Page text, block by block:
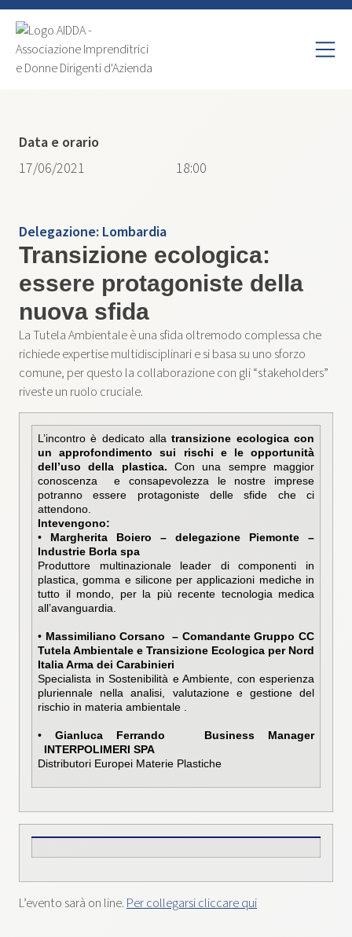
Delegazione: Lombardia
Transizione ecologica:
essere protagoniste della
nuova sfida
La Tutela Ambientale è una sfida oltremodo complessa che
richiede expertise multidisciplinari e si basa su uno sforzo
comune, per questo la collaborazione con gli “stakeholders”
riveste un ruolo cruciale.
L’incontro è dedicato allatransizione ecologica con
un approfondimento sui rischi e le opportunità
dell’uso della plastica. Con una sempre maggior
conoscenza e consapevolezza le nostre imprese
potranno essere protagoniste delle sfide che ci
attendono.
Intevengono:
• Margherita Boiero – delegazione Piemonte –
Industrie Borla spa
Produttore multinazionale leader di componenti in
plastica, gomma e silicone per applicazioni mediche in
tutto il mondo, per la più recente tecnologia medica
all’avanguardia.
• Massimiliano Corsano – Comandante Gruppo CC
Tutela Ambientale e Transizione Ecologica per Nord
Italia Arma dei Carabinieri
Specialista in Sostenibilità e Ambiente, con esperienza
pluriennale nella analisi, valutazione e gestione del
rischio in materia ambientale .
• Gianluca Ferrando Business Manager
INTERPOLIMERI SPA
Distributori Europei Materie Plastiche
L’evento sarà on line. Per collegarsi cliccare qui
Data e orario
17/06/2021
18:00